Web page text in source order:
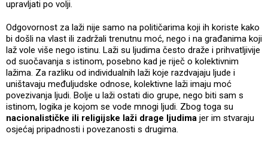
upravljati po volji.
Odgovornost za laži nije samo na političarima koji ih koriste kako
bi došli na vlast ili zadržali trenutnu moć, nego i na građanima koji
laž vole više nego istinu. Laži su ljudima često draže i prihvatljivije
od suočavanja s istinom, posebno kad je riječ o kolektivnim
lažima. Za razliku od individualnih laži koje razdvajaju ljude i
uništavaju međuljudske odnose, kolektivne laži imaju moć
povezivanja ljudi. Bolje u laži ostati dio grupe, nego biti sam s
istinom, logika je kojom se vode mnogi ljudi. Zbog toga su
nacionalističke ili religijske laži drage ljudima jer im stvaraju
osjećaj pripadnosti i povezanosti s drugima.